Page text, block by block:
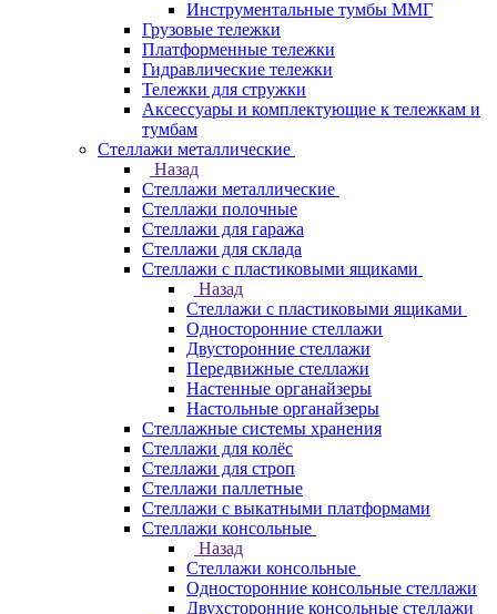
Инструментальные тумбы ММГ
Грузовые тележки
Платформенные тележки
Гидравлические тележки
Тележки для стружки
Аксесcуары и комплектующие к тележкам и
тумбам
Стеллажи металлические
Назад
Стеллажи металлические
Стеллажи полочные
Стеллажи для гаража
Стеллажи для склада
Стеллажи с пластиковыми ящиками
Назад
Стеллажи с пластиковыми ящиками
Односторонние стеллажи
Двусторонние стеллажи
Передвижные стеллажи
Настенные органайзеры
Настольные органайзеры
Стеллажные системы хранения
Стеллажи для колёс
Стеллажи для строп
Стеллажи паллетные
Стеллажи с выкатными платформами
Стеллажи консольные
Назад
Стеллажи консольные
Односторонние консольные стеллажи
Двухсторонние консольные стеллажи